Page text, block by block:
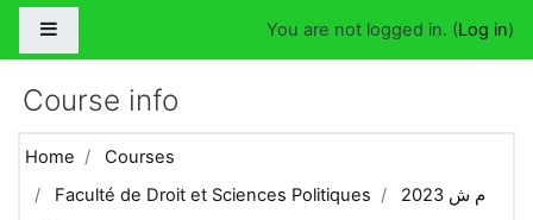
Skip to main content
You are not logged in. (Log in)
Course info
Home
Courses
Faculté de Droit et Sciences Politiques
م ش 2023